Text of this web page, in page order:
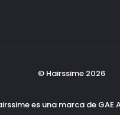
© Hairssime 2026
es una marca de GAE